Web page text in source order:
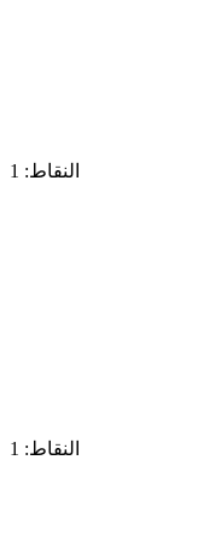
النقاط: 1
النقاط: 1